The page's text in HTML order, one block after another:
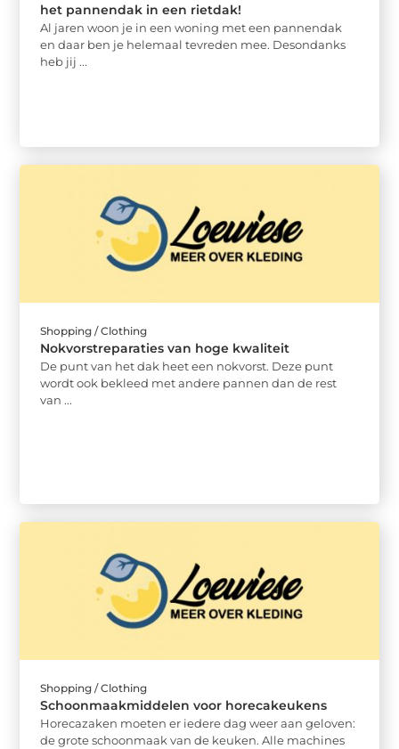
het pannendak in een rietdak!
Al jaren woon je in een woning met een pannendak
en daar ben je helemaal tevreden mee. Desondanks
heb jij ...
Shopping / Clothing
Nokvorstreparaties van hoge kwaliteit
De punt van het dak heet een nokvorst. Deze punt
wordt ook bekleed met andere pannen dan de rest
van ...
Shopping / Clothing
Schoonmaakmiddelen voor horecakeukens
Horecazaken moeten er iedere dag weer aan geloven:
de grote schoonmaak van de keuken. Alle machines